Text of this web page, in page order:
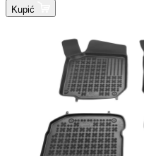
Kupić